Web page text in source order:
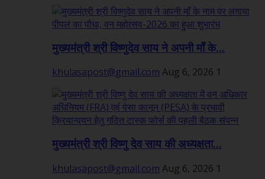
मुख्यमंत्री श्री विष्णुदेव साय ने अपनी माँ के...
khulasapost@gmail.com Aug 6, 2026 1
मुख्यमंत्री श्री विष्णु देव साय की अध्यक्षता...
khulasapost@gmail.com Aug 6, 2026 1